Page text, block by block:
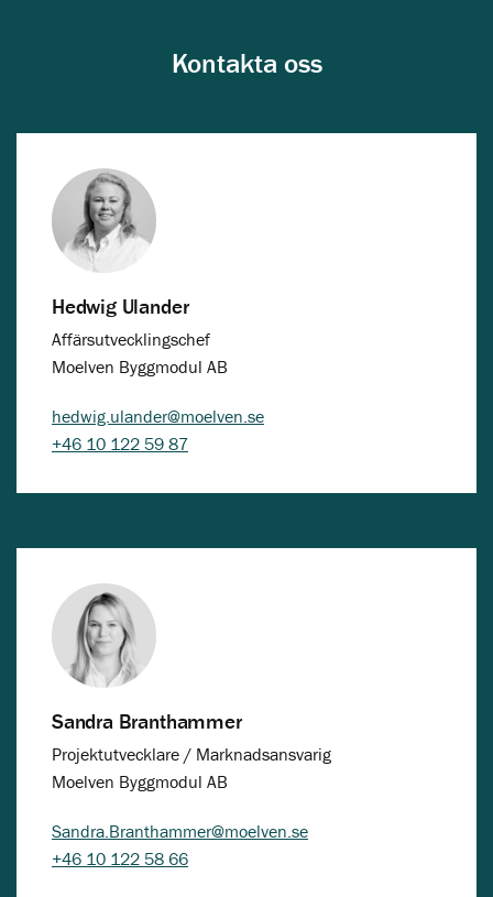
Kontakta oss
Hedwig Ulander
Affärsutvecklingschef
Moelven Byggmodul AB
hedwig.ulander@moelven.se
+46 10 122 59 87
Sandra Branthammer
Projektutvecklare / Marknadsansvarig
Moelven Byggmodul AB
Sandra.Branthammer@moelven.se
+46 10 122 58 66